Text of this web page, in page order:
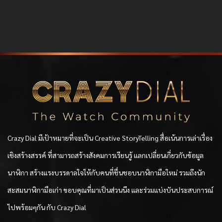
Crazy Dial มีเป้าหมายที่จะเป็น Creative StoryTelling สื่อเน้นการเล่าเรื่อง
เชิงสร้างสรรค์ ที่สามารถสร้างสังคมการเรียนรู้ แลกเปลี่ยนเกี่ยวกับข้อมูล
นาฬิกา สร้างแรงบรรดาลใจให้กับคนที่ชื่นชอบนาฬิกามือใหม่ รวมถึงนัก
สะสมนาฬิกามือเก่า ขอบคุณที่มาเป็นส่วนนึง และร่วมแบ่งบันประสบการณ์
ไปพร้อมๆกัน กับ Crazy Dial